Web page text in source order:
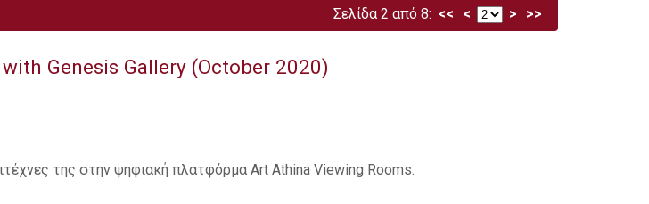
Σελίδα 2 από 8: << < > >>
Genesis Gallery (October 2020)
της στην ψηφιακή πλατφόρμα Αrt Athina Viewing Rooms.